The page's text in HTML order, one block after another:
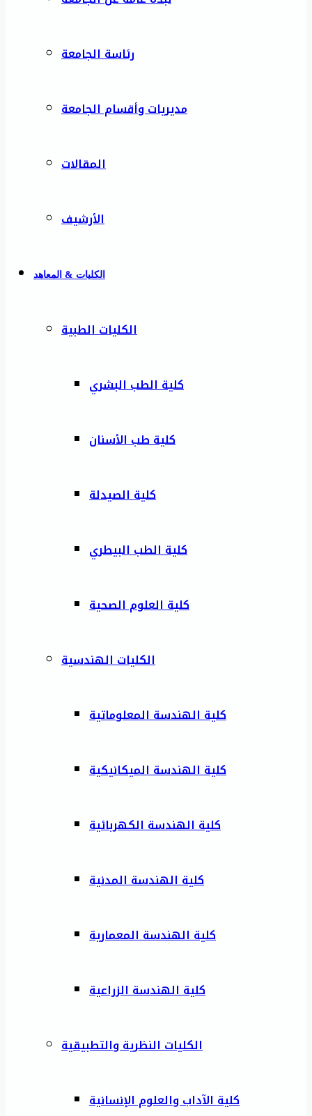
رئاسة الجامعة
مديريات وأقسام الجامعة
المقالات
الأرشيف
الكليات & المعاهد
الكليات الطبية
كلية الطب البشري
كلية طب الأسنان
كلية الصيدلة
كلية الطب البيطري
كلية العلوم الصحية
الكليات الهندسية
كلية الهندسة المعلوماتية
كلية الهندسة الميكانيكية
كلية الهندسة الكهربائية
كلية الهندسة المدنية
كلية الهندسة المعمارية
كلية الهندسة الزراعية
الكليات النظرية والتطبيقية
كلية الآداب والعلوم الإنسانية